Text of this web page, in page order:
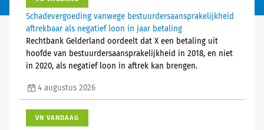
Schadevergoeding vanwege bestuurdersaansprakelijkheid
aftrekbaar als negatief loon in jaar betaling
Rechtbank Gelderland oordeelt dat X een betaling uit
hoofde van bestuurdersaansprakelijkheid in 2018, en niet
in 2020, als negatief loon in aftrek kan brengen.
4 augustus 2026
VN VANDAAG